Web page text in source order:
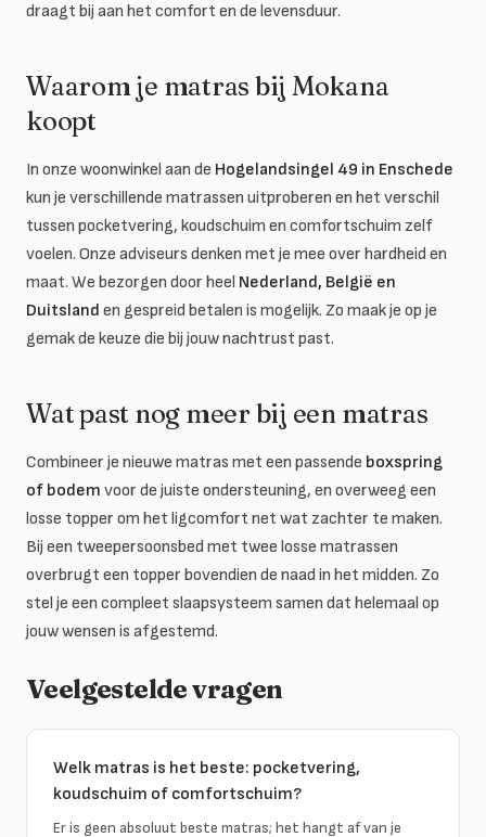
draagt bij aan het comfort en de levensduur.
Waarom je matras bij Mokana
koopt
In onze woonwinkel aan de Hogelandsingel 49 in Enschede
kun je verschillende matrassen uitproberen en het verschil
tussen pocketvering, koudschuim en comfortschuim zelf
voelen. Onze adviseurs denken met je mee over hardheid en
maat. We bezorgen door heel Nederland, België en
Duitsland en gespreid betalen is mogelijk. Zo maak je op je
gemak de keuze die bij jouw nachtrust past.
Wat past nog meer bij een matras
Combineer je nieuwe matras met een passende boxspring
of bodem voor de juiste ondersteuning, en overweeg een
losse topper om het ligcomfort net wat zachter te maken.
Bij een tweepersoonsbed met twee losse matrassen
overbrugt een topper bovendien de naad in het midden. Zo
stel je een compleet slaapsysteem samen dat helemaal op
jouw wensen is afgestemd.
Veelgestelde vragen
Welk matras is het beste: pocketvering,
koudschuim of comfortschuim?
Er is geen absoluut beste matras; het hangt af van je